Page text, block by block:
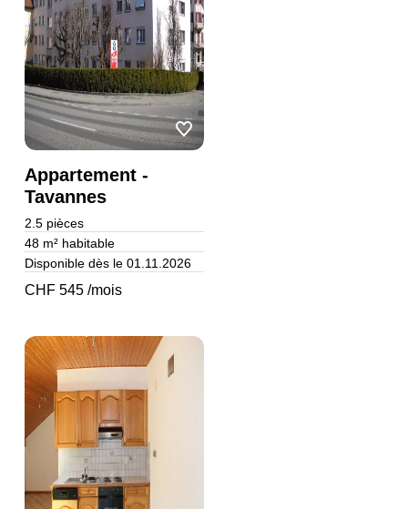
Appartement -
Tavannes
2.5pièces
48 m²habitable
Disponible dès le 01.11.2026
CHF 545 /mois